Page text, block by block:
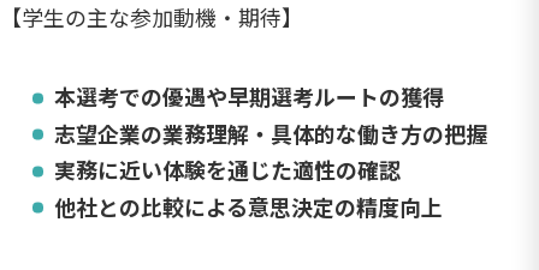
【学生の主な参加動機・期待】
本選考での優遇や早期選考ルートの獲得
志望企業の業務理解・具体的な働き方の把握
実務に近い体験を通じた適性の確認
他社との比較による意思決定の精度向上